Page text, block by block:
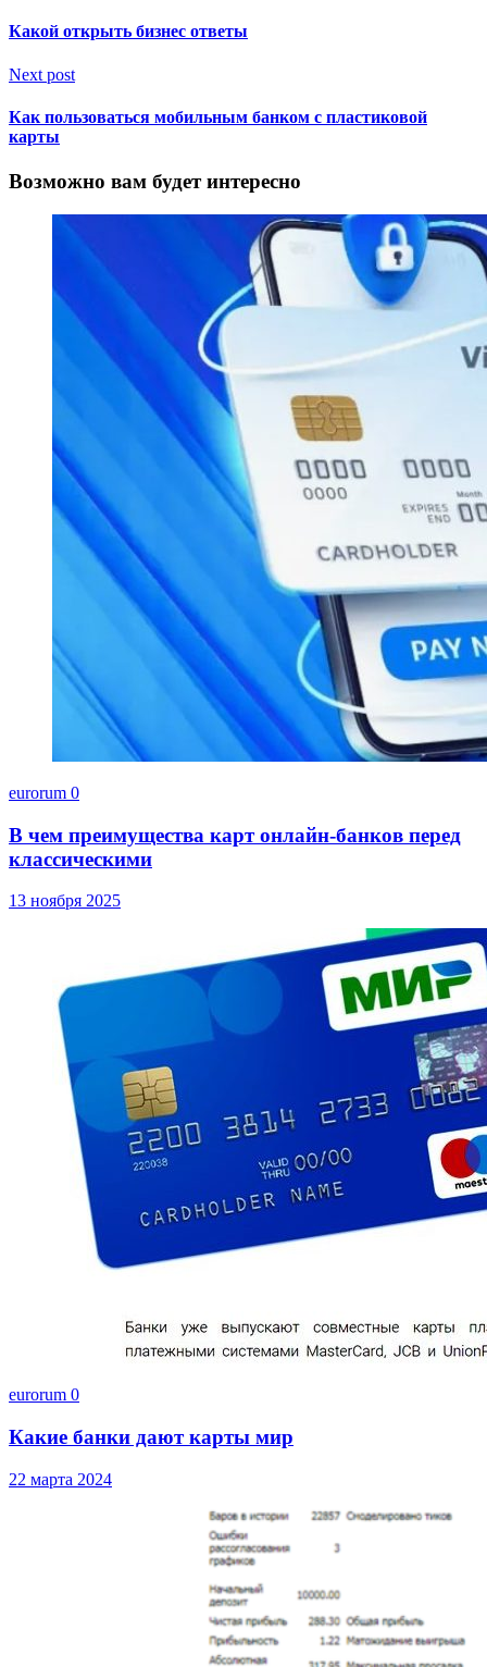
Какой открыть бизнес ответы
Next post
Как пользоваться мобильным банком с пластиковой
карты
Возможно вам будет интересно
eurorum 0
В чем преимущества карт онлайн-банков перед
классическими
13 ноября 2025
eurorum 0
Какие банки дают карты мир
22 марта 2024